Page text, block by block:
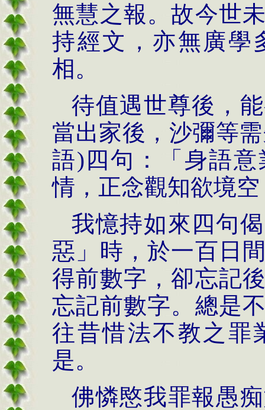
無慧之報。故今世
持經文，亦無廣學
相。
待值遇世尊後，
當出家後，沙彌等
語)四句：「身語
情，正念觀知欲境
我憶持如來四句
惡」時，於一百日
得前數字，卻忘記
忘記前數字。總是
往昔惜法不教之罪
是。
佛憐愍我罪報愚